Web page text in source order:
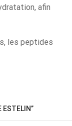
afin
les peptides
ESTELIN”